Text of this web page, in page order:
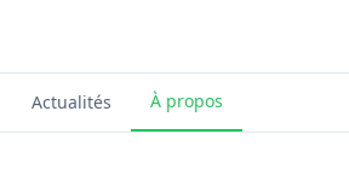
Actualités À propos